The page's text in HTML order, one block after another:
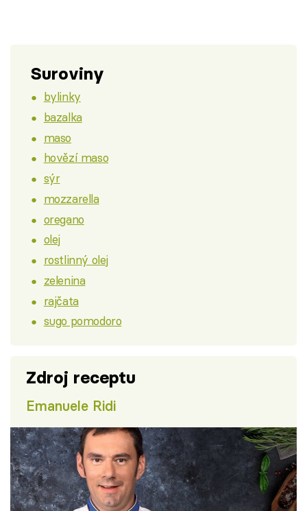
Suroviny
bylinky
bazalka
maso
hovězí maso
sýr
mozzarella
oregano
olej
rostlinný olej
zelenina
rajčata
sugo pomodoro
Zdroj receptu
Emanuele Ridi